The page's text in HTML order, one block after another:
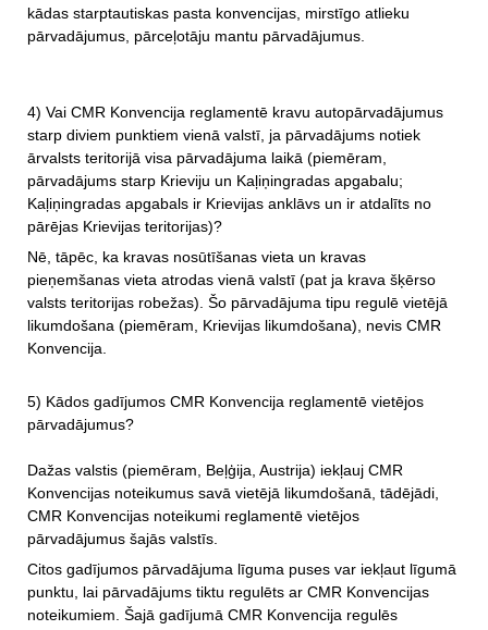
kādas starptautiskas pasta konvencijas, mirstīgo atlieku
pārvadājumus, pārceļotāju mantu pārvadājumus.
4) Vai CMR Konvencija reglamentē kravu autopārvadājumus
starp diviem punktiem vienā valstī, ja pārvadājums notiek
ārvalsts teritorijā visa pārvadājuma laikā (piemēram,
pārvadājums starp Krieviju un Kaļiņingradas apgabalu;
Kaļiņingradas apgabals ir Krievijas anklāvs un ir atdalīts no
pārējas Krievijas teritorijas)?
Nē, tāpēc, ka kravas nosūtīšanas vieta un kravas
pieņemšanas vieta atrodas vienā valstī (pat ja krava šķērso
valsts teritorijas robežas). Šo pārvadājuma tipu regulē vietējā
likumdošana (piemēram, Krievijas likumdošana), nevis CMR
Konvencija.
5) Kādos gadījumos CMR Konvencija reglamentē vietējos
pārvadājumus?
Dažas valstis (piemēram, Beļģija, Austrija) iekļauj CMR
Konvencijas noteikumus savā vietējā likumdošanā, tādējādi,
CMR Konvencijas noteikumi reglamentē vietējos
pārvadājumus šajās valstīs.
Citos gadījumos pārvadājuma līguma puses var iekļaut līgumā
punktu, lai pārvadājums tiktu regulēts ar CMR Konvencijas
noteikumiem. Šajā gadījumā CMR Konvencija regulēs